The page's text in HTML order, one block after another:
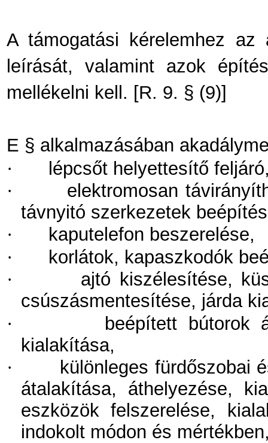
A támogatási kérelemhez az
leírását, valamint azok
mellékelni kell. [R. 9. § (9)]
E § alkalmazásában
·
lépcsőt helyettesítő
·
elektromosan
távnyitó szerkezetek
·
kaputelefon beszerelése,
·
korlátok, kapaszkodók
·
ajtó kiszélesítése,
csúszásmentesítése, járda
·
beépített bútorok
kialakítása,
·
különleges fürdőszobai
átalakítása, áthelyezése,
eszközök felszerelése,
indokolt módon és